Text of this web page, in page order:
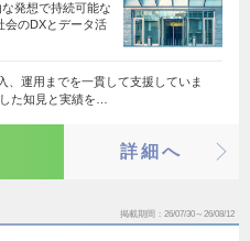
発想で持続可能な
会のDXとデータ活
、運用までを一貫して支援していま
た知見と実績を…
詳細へ
掲載期間 26/07/30～26/08/12